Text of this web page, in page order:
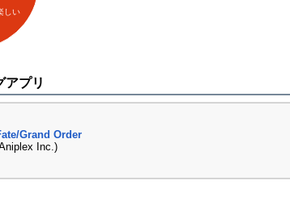
しい
アプリ
Grand Order
Inc.)